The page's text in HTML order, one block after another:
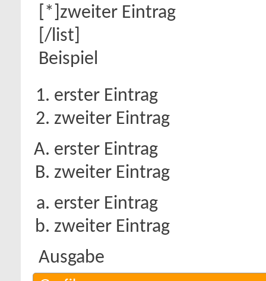
[*]zweiter Eintrag
[/list]
Beispiel
erster Eintrag
zweiter Eintrag
erster Eintrag
zweiter Eintrag
erster Eintrag
zweiter Eintrag
Ausgabe